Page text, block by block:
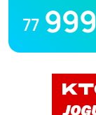
77